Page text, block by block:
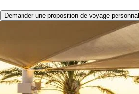
Demander une proposition de voyage